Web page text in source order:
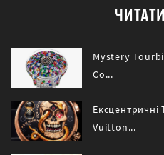
Mystery
Co...
Ексцентричні
Vuitton...